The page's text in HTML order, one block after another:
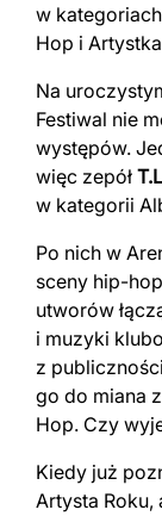
w
Hop i
Na
Festiwal nie
występów.
więc zepół
w kategorii
Po nich w
sceny hip-
utworów
i muzyki
z
go do miana
Hop. Czy
Kiedy już
Artysta